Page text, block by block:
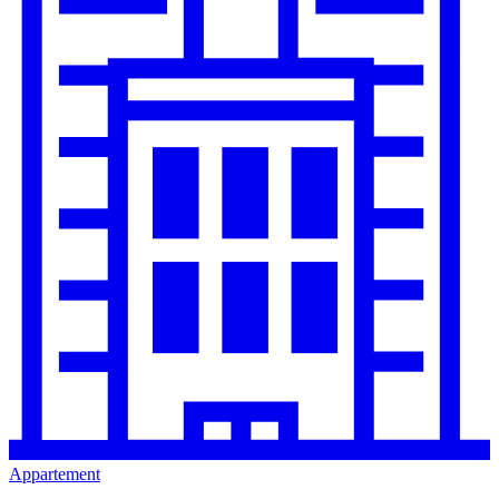
Appartement